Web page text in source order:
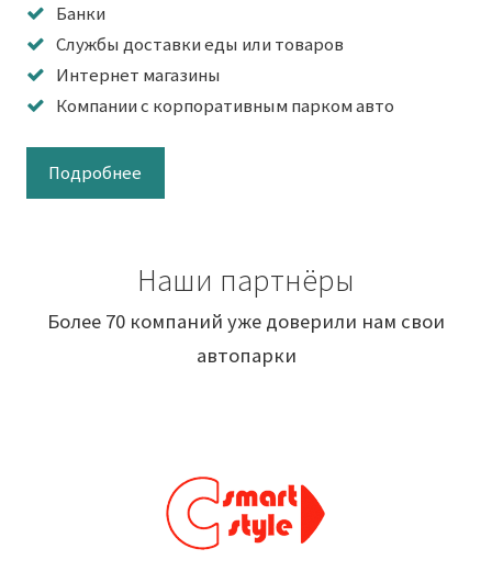
Банки
Службы доставки еды или товаров
Интернет магазины
Компании с корпоративным парком авто
Подробнее
Наши партнёры
Более 70 компаний уже доверили нам свои
автопарки